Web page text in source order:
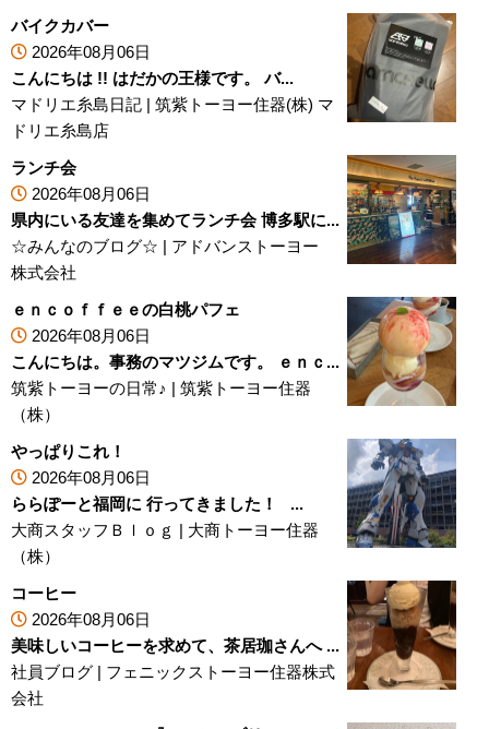
バイクカバー
2026年08月06日
こんにちは !! はだかの王様です。 バ...
マドリエ糸島日記 | 筑紫トーヨー住器(株) マ
ドリエ糸島店
ランチ会
2026年08月06日
県内にいる友達を集めてランチ会 博多駅に...
☆みんなのブログ☆ | アドバンストーヨー
株式会社
ｅｎｃｏｆｆｅｅの白桃パフェ
2026年08月06日
こんにちは。事務のマツジムです。 ｅｎｃ...
筑紫トーヨーの日常♪ | 筑紫トーヨー住器
（株）
やっぱりこれ！
2026年08月06日
ららぽーと福岡に 行ってきました！ ...
大商スタッフＢｌｏｇ | 大商トーヨー住器
（株）
コーヒー
2026年08月06日
美味しいコーヒーを求めて、茶居珈さんへ ...
社員ブログ | フェニックストーヨー住器株式
会社